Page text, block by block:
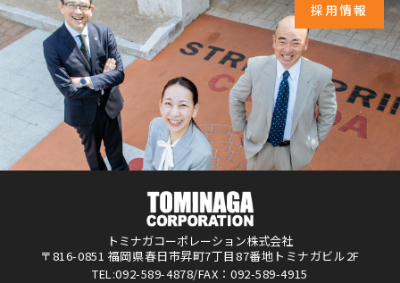
採用情報
トミナガコーポレーション株式会社
〒816-0851 福岡県春日市昇町7丁目87番地トミナガビル2F
TEL:092-589-4878/FAX：092-589-4915